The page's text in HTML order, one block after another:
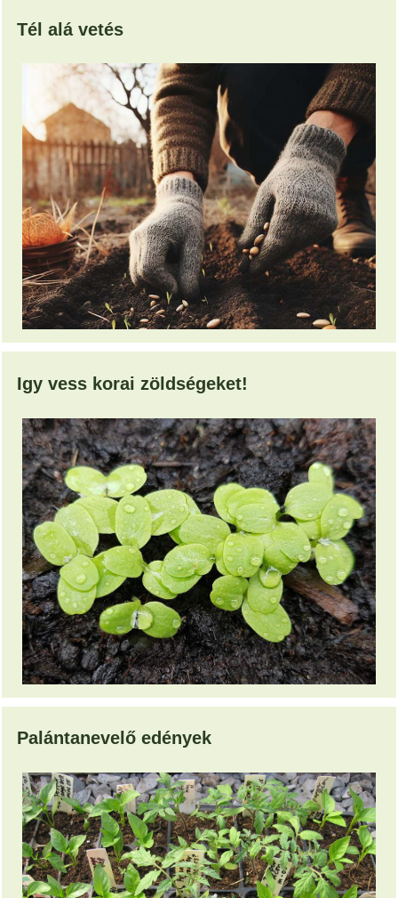
Tél alá vetés
Igy vess korai zöldségeket!
Palántanevelő edények